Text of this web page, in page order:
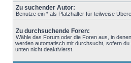
Zu suchender Autor:
Benutze ein * als Platzhalter für teilweise
Zu durchsuchende Foren:
Wähle das Forum oder die Foren aus, in
werden automatisch mit durchsucht, sofern
unten nicht deaktivierst.